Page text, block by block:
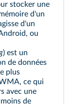
stocker une
d'un
d'un
ou
) est un
de données
plus
ce qui
avec une
de